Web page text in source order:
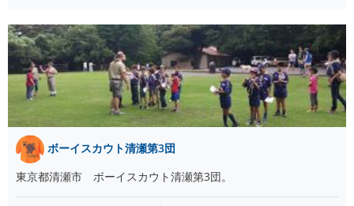
ボーイスカウト清瀬第3団
東京都清瀬市 ボーイスカウト清瀬第3団。